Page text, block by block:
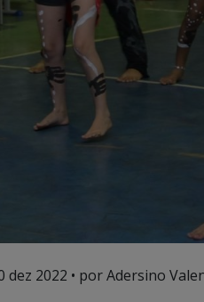
dez 2022 • por Adersino